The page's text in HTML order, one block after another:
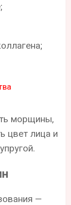
морщины,
цвет лица и
—